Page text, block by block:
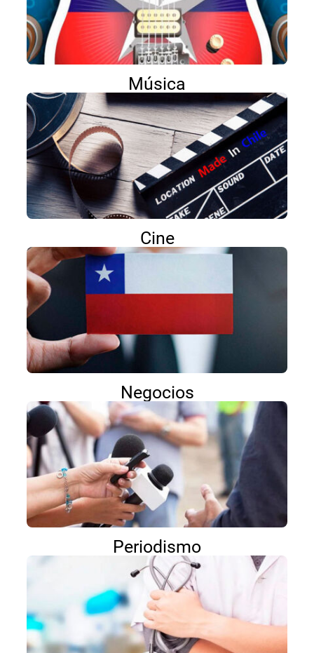
Música
Cine
Negocios
Periodismo